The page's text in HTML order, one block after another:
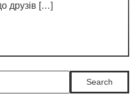
друзів […]
Search